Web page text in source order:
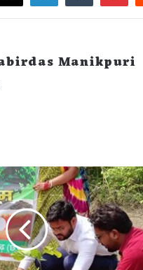
Manikpuri